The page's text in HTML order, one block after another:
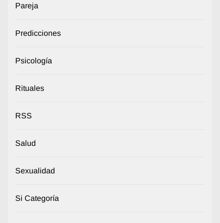
Pareja
Predicciones
Psicología
Rituales
RSS
Salud
Sexualidad
Si Categoría